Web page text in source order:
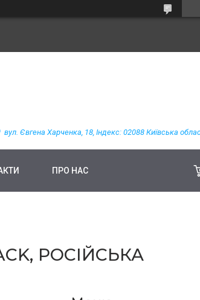
вул. Євгена Харченка, 18, Індекс: 02088 Київська
ПРО НАС
РОСІЙСЬКА